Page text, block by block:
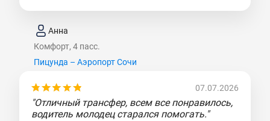
Анна
Комфорт, 4 пасс.
Пицунда – Аэропорт Сочи
07.07.2026
"Отличный трансфер, всем все понравилось,
водитель молодец старался помогать."